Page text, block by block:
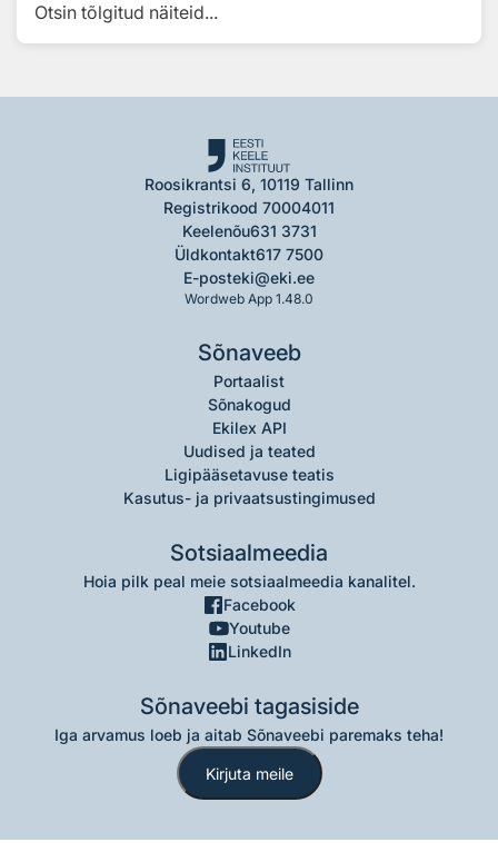
Otsin tõlgitud näiteid...
Roosikrantsi 6, 10119 Tallinn
Registrikood 70004011
Keelenõu631 3731
Üldkontakt617 7500
E-posteki@eki.ee
Wordweb App 1.48.0
Sõnaveeb
Portaalist
Sõnakogud
Ekilex API
Uudised ja teated
Ligipääsetavuse teatis
Kasutus- ja privaatsustingimused
Sotsiaalmeedia
Hoia pilk peal meie sotsiaalmeedia kanalitel.
Facebook
Youtube
LinkedIn
Sõnaveebi tagasiside
Iga arvamus loeb ja aitab Sõnaveebi paremaks teha!
Kirjuta meile